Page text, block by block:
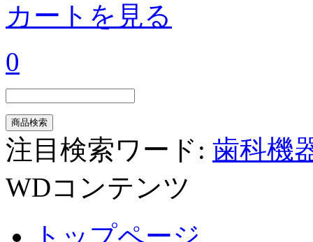
カートを見る
0
注目検索ワード: 歯科機
WDコンテンツ